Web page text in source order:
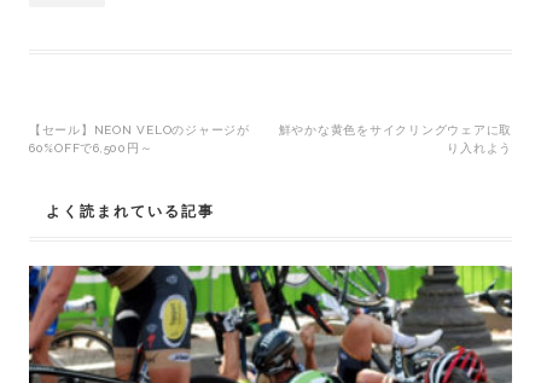
投
ナ
ビ
ゲ
ー
【セール】NEON VELOのジャージが
60%OFFで6,500円～
鮮やかな黄色をサイクリングウェアに取
り入れよう
よく読まれている記事